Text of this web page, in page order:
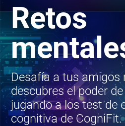
Retos
Desafía a tus amigos
descubres el poder
jugando a los test de
cognitiva de CogniFit.